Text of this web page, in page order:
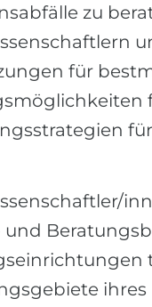
zu
für
und
ihres